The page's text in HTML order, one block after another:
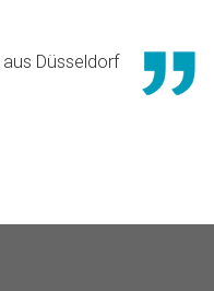
Düsseldorf